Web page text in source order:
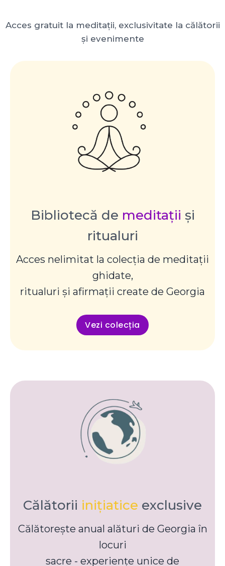
Acces gratuit la meditații, exclusivitate la călătorii
și evenimente
Bibliotecă de meditații și
ritualuri
Acces nelimitat la colecția de meditații
ghidate,
ritualuri și afirmații create de Georgia
Vezi colecția
Călătorii inițiatice exclusive
Călătorește anual alături de Georgia în
locuri
sacre - experiențe unice de